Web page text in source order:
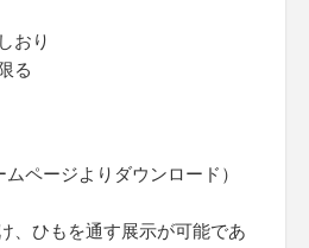
おり
る
ページよりダウンロード）
、ひもを通す展示が可能であ